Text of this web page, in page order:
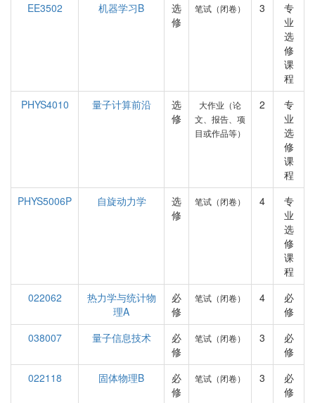
EE3502
机器学习B
选
修
笔试（闭卷） 3
专
业
选
修
课
程
PHYS4010
量子计算前沿
选
修
大作业（论
文、报告、项
目或作品等）
2
专
业
选
修
课
程
PHYS5006P
自旋动力学
选
修
笔试（闭卷） 4
专
业
选
修
课
程
022062
热力学与统计物
理A
必
修
笔试（闭卷） 4
必
修
038007
量子信息技术
必
修
笔试（闭卷） 3
必
修
022118
固体物理B
必
修
笔试（闭卷） 3
必
修